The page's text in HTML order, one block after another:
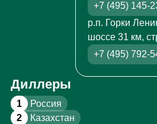
+7 (495) 145-
р.п. Горки
шоссе 31 км,
+7 (495) 792-
Диллеры
1 Россия
2 Казахстан